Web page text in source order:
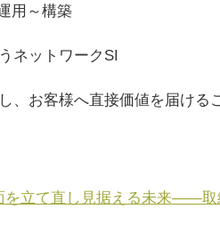
用～構築
ネットワークSI
、お客様へ直接価値を届ける
を立て直し見据える未来——